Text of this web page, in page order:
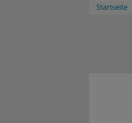
Startseite